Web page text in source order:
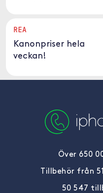
REA
Kanonpriser hela
veckan!
Över 650
Tillbehör från
50 547